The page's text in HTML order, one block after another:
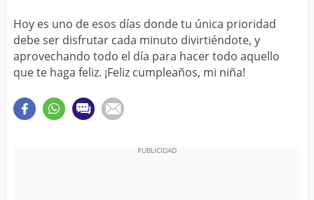
Hoy es uno de esos días donde tu única prioridad
debe ser disfrutar cada minuto divirtiéndote, y
aprovechando todo el día para hacer todo aquello
que te haga feliz. ¡Feliz cumpleaños, mi niña!